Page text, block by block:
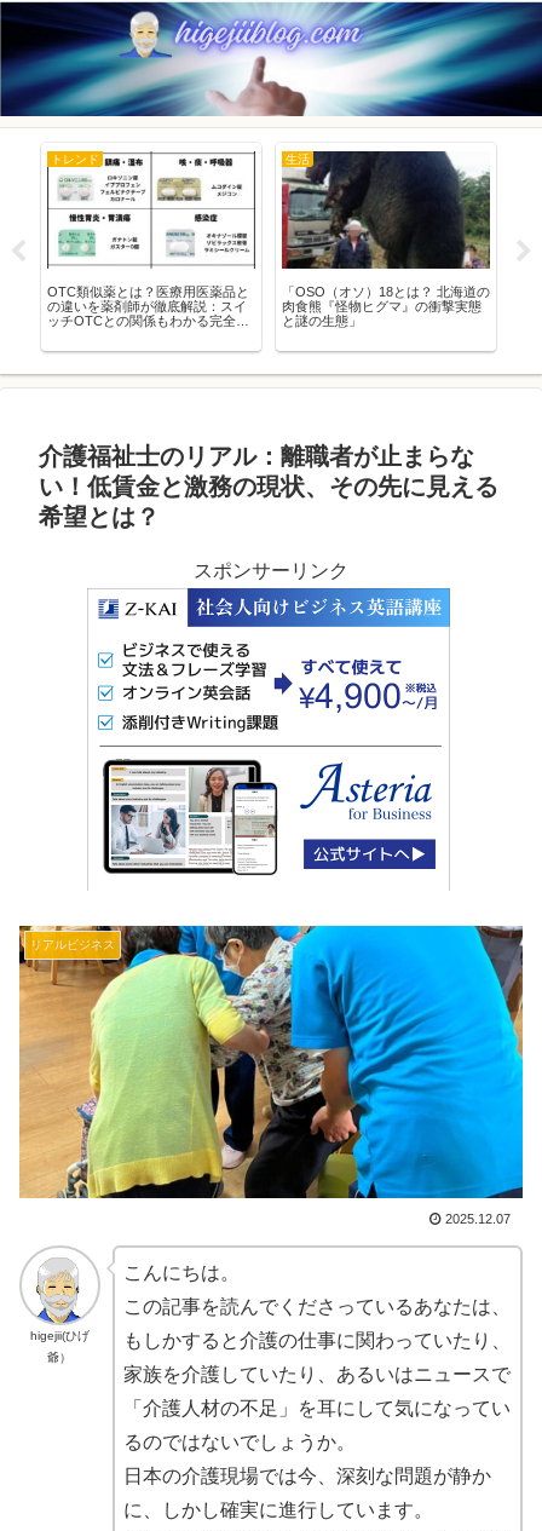
トレンド
OTC類似薬とは？医療用医薬品と
の違いを薬剤師が徹底解説：スイ
ッチOTCとの関係もわかる完全ガ
生活
「OSO（オソ）18とは？ 北海道の
肉食熊『怪物ヒグマ』の衝撃実態
と謎の生態」
介護福祉士のリアル：離職者が止まらな
い！低賃金と激務の現状、その先に見える
希望とは？
スポンサーリンク
リアルビジネス
2025.12.07
higejii(ひげ
爺）
こんにちは。
この記事を読んでくださっているあなたは、
もしかすると介護の仕事に関わっていたり、
家族を介護していたり、あるいはニュースで
「介護人材の不足」を耳にして気になってい
るのではないでしょうか。
日本の介護現場では今、深刻な問題が静か
に、しかし確実に進行しています。